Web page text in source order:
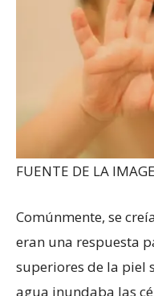
FUENTE DE LA
Comúnmente, se
eran una respuesta
superiores de la piel
agua inundaba las